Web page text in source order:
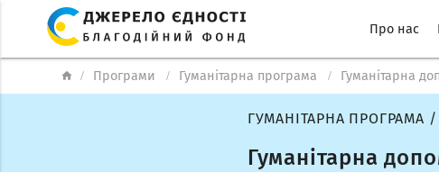
Про нас
home Програми Гуманітарна програма Гуманітарна
ГУМАНІТАРНА ПРОГРАМА
Гуманітарна